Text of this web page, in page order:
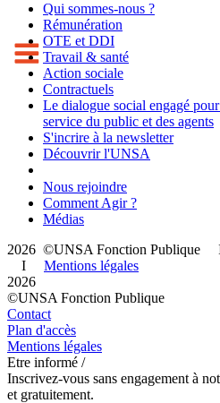
Qui sommes-nous ?
Rémunération
OTE et DDI
Travail & santé
Action sociale
Contractuels
Le dialogue social engagé
service du public et des agents
S'incrire à la newsletter
Découvrir l'UNSA
Nous rejoindre
Comment Agir ?
Médias
2026 ©UNSA Fonction
I Mentions légales
2026
©UNSA Fonction Publique
Contact
Plan d'accès
Mentions légales
Etre informé /
Inscrivez-vous sans engagement à
et gratuitement.